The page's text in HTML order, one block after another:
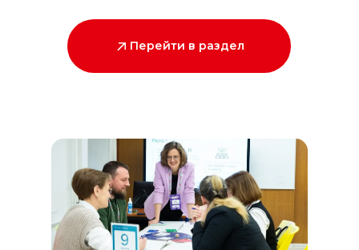
Перейти в раздел